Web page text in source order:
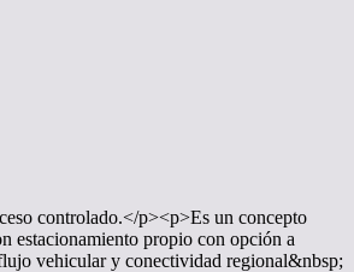
controlado.</p><p>Es un concepto
estacionamiento propio con opción a
vehicular y conectividad regional&nbsp;